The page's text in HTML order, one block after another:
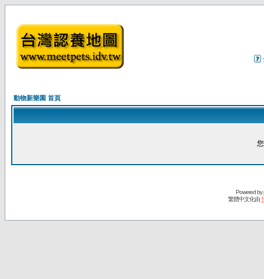
動物新樂園 首頁
Powered by
繁體中文化由